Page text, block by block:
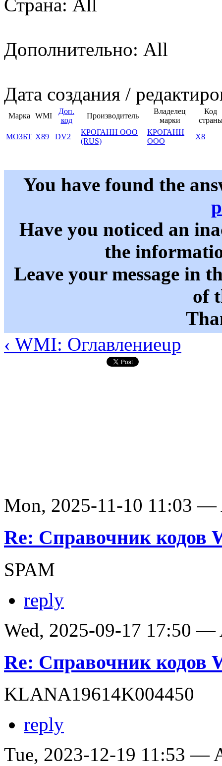
Страна: All
Дополнительно: All
Дата создания /
Марка WMI
Доп.
код
Производитель
Владелец
марки
Код
МОЗБТ X89 DV2
КРОГАНН ООО
(RUS)
КРОГАНН
ООО
X8
You have found the
Have you noticed an
the
Leave your message in
of
‹ WMI: Оглавлениеup
Mon, 2025-11-10 11:03 —
Re: Справочник кодов
SPAM
reply
Wed, 2025-09-17 17:50 —
Re: Справочник кодов
KLANA19614K004450
reply
Tue, 2023-12-19 11:53 —